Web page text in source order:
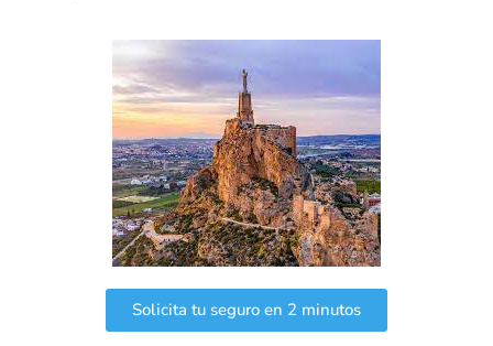
Solicita tu seguro en 2 minutos